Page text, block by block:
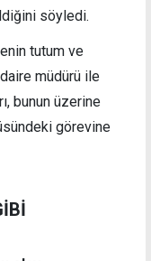
söyledi.
tutum ve
daire müdürü ile
bunun üzerine
görevine